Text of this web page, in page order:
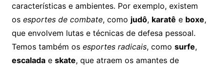
características e ambientes. Por exemplo, existem
os esportes de combate, como judô, karatê e boxe,
que envolvem lutas e técnicas de defesa pessoal.
Temos também os esportes radicais, como surfe,
escaladae skate, que atraem os amantes de